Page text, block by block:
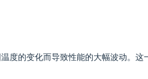
度的变化而导致性能的大幅波动。这